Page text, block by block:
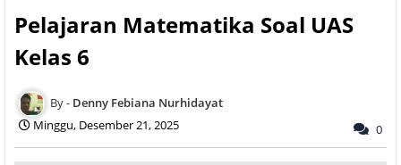
Pelajaran Matematika Soal UAS
Kelas 6
Denny Febiana Nurhidayat
Minggu, Desember 21, 2025
0